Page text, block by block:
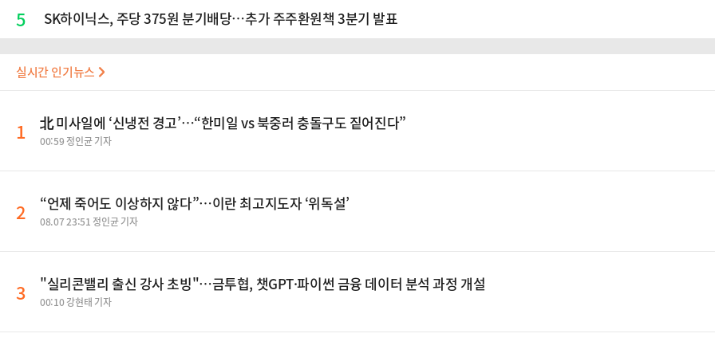
5 SK하이닉스, 주당 375원 분기배당…추가 주주환원책 3분기 발표
실시간 인기뉴스
1 北 미사일에 ‘신냉전 경고’…“한미일 vs 북중러 충돌구도 짙어진다”
00:59 정인균 기자
2 “언제 죽어도 이상하지 않다”…이란 최고지도자 ‘위독설’
08.07 23:51 정인균 기자
3 "실리콘밸리 출신 강사 초빙"…금투협, 챗GPT·파이썬 금융 데이터 분석 과정 개설
00:10 강현태 기자